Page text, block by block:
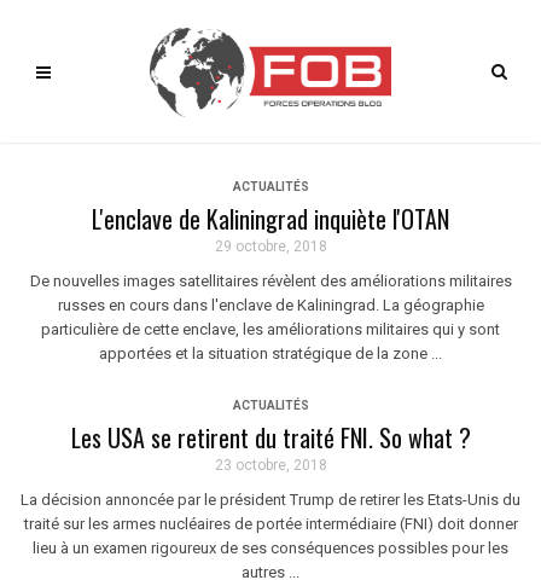
ACTUALITÉS
L'enclave de Kaliningrad inquiète l'OTAN
29 octobre, 2018
De nouvelles images satellitaires révèlent des améliorations militaires
russes en cours dans l'enclave de Kaliningrad. La géographie
particulière de cette enclave, les améliorations militaires qui y sont
apportées et la situation stratégique de la zone ...
ACTUALITÉS
Les USA se retirent du traité FNI. So what ?
23 octobre, 2018
La décision annoncée par le président Trump de retirer les Etats-Unis du
traité sur les armes nucléaires de portée intermédiaire (FNI) doit donner
lieu à un examen rigoureux de ses conséquences possibles pour les
autres ...